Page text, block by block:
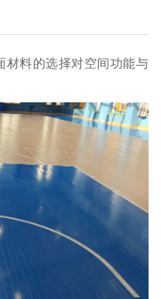
材料的选择对空间功能与